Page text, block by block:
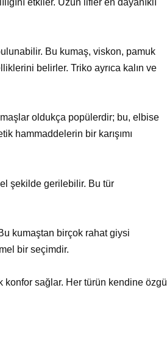
etkiler. Uzun lifler en dayanıklı
Bu kumaş, viskon, pamuk
belirler. Triko ayrıca kalın ve
oldukça popülerdir; bu, elbise
hammaddelerin bir karışımı
şekilde gerilebilir. Bu tür
kumaştan birçok rahat giysi
bir seçimdir.
konfor sağlar. Her türün kendine özgü